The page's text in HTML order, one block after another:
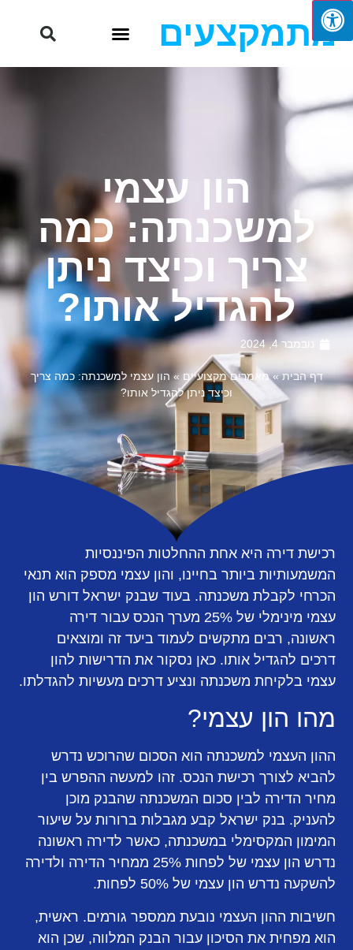
מתמקצעים
הון עצמי
למשכנתה: כמה
צריך וכיצד ניתן
להגדיל אותו?
נובמבר 4, 2024
דף הבית»מאמרים מקצועיים» הון עצמי למשכנתה: כמה צריך
וכיצד ניתן להגדיל אותו?
רכישת דירה היא אחת ההחלטות הפיננסיות
המשמעותיות ביותר בחיינו, והון עצמי מספק הוא תנאי
הכרחי לקבלת משכנתה. בעוד שבנק ישראל דורש הון
עצמי מינימלי של 25% מערך הנכס עבור דירה
ראשונה, רבים מתקשים לעמוד ביעד זה ומוצאים
דרכים להגדיל אותו. כאן נסקור את הדרישות להון
עצמי בלקיחת משכנתה ונציע דרכים מעשיות להגדלתו.
מהו הון עצמי?
ההון העצמי למשכנתה הוא הסכום שהרוכש נדרש
להביא לצורך רכישת הנכס. זהו למעשה ההפרש בין
מחיר הדירה לבין סכום המשכנתה שהבנק מוכן
להעניק. בנק ישראל קבע מגבלות ברורות על שיעור
המימון המקסימלי במשכנתה, כאשר לדירה ראשונה
נדרש הון עצמי של לפחות 25% ממחיר הדירה ולדירה
להשקעה נדרש הון עצמי של 50% לפחות.
חשיבות ההון העצמי נובעת ממספר גורמים. ראשית,
הוא מפחית את הסיכון עבור הבנק המלווה, שכן הוא